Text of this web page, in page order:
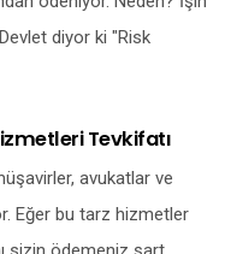
diyor ki "Risk
Tevkifatı
avukatlar ve
Eğer bu tarz hizmetler